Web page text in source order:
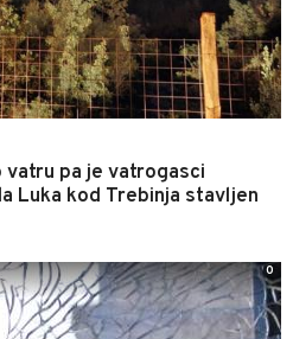
pa je vatrogasci
Luka kod Trebinja stavljen
0